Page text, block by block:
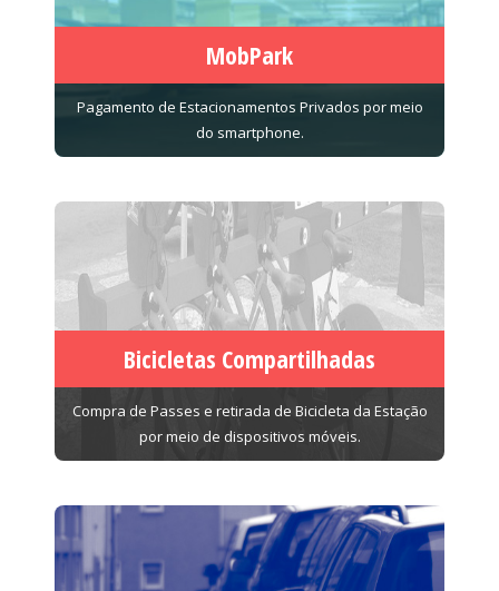
MobPark
Pagamento de Estacionamentos Privados por meio
do smartphone.
Bicicletas Compartilhadas
Compra de Passes e retirada de Bicicleta da Estação
por meio de dispositivos móveis.